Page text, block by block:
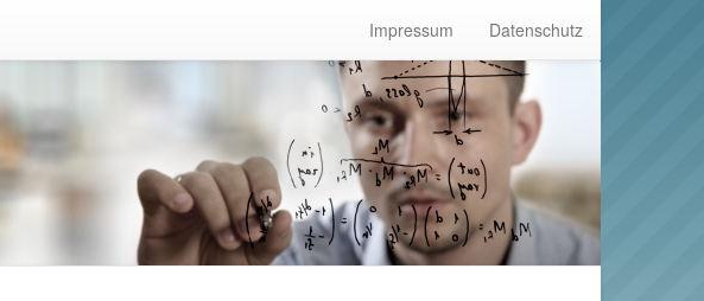
Impressum Datenschutz